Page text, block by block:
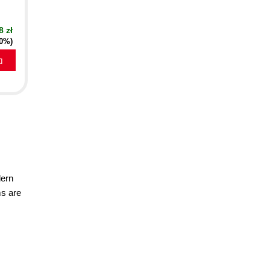
zł
are